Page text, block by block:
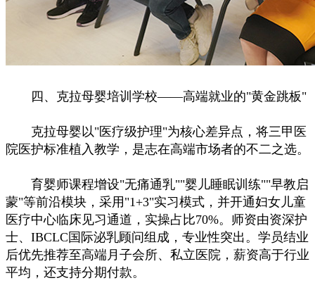
四、克拉母婴培训学校——高端就业的"黄金跳板"
克拉母婴以"医疗级护理"为核心差异点，将三甲医
院医护标准植入教学，是志在高端市场者的不二之选。
育婴师课程增设"无痛通乳""婴儿睡眠训练""早教启
蒙"等前沿模块，采用"1+3"实习模式，并开通妇女儿童
医疗中心临床见习通道，实操占比70%。师资由资深护
士、IBCLC国际泌乳顾问组成，专业性突出。学员结业
后优先推荐至高端月子会所、私立医院，薪资高于行业
平均，还支持分期付款。